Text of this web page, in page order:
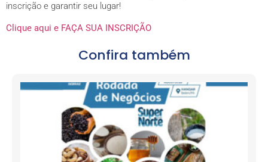
inscrição e garantir seu lugar!
Clique aqui e FAÇA SUA INSCRIÇÃO
Confira também